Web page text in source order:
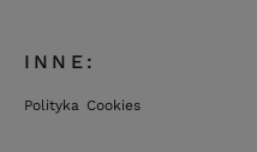
INNE:
Polityka Cookies